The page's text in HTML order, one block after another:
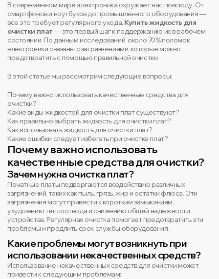
В современном мире электроника окружает нас повсюду. От
смартфонов и ноутбуков до промышленного оборудования —
все это требует регулярного ухода. Купить жидкость для
очистки плат— это первый шаг к поддержанию их в рабочем
состоянии. По данным исследований, около 70% поломок
электроники связаны с загрязнениями, которые можно
предотвратить с помощью правильной очистки.
В этой статье мы рассмотрим следующие вопросы:
Почему важно использовать качественные средства для
очистки?
Какие виды жидкостей для очистки плат существуют?
Как правильно выбрать жидкость для очистки плат?
Как использовать жидкость для очистки плат?
Какие ошибки следует избегать при очистке плат?
Почему важно использовать
качественные средства для очистки?
Зачем нужна очистка плат?
Печатные платы подвергаются воздействию различных
загрязнений, таких как пыль, грязь, жир и остатки флюса. Эти
загрязнения могут привести к коротким замыканиям,
ухудшению теплоотвода и снижению общей надежности
устройства. Регулярная очистка помогает предотвратить эти
проблемы и продлить срок службы оборудования.
Какие проблемы могут возникнуть при
использовании некачественных средств?
Использование некачественных средств для очистки может
привести к следующим проблемам: